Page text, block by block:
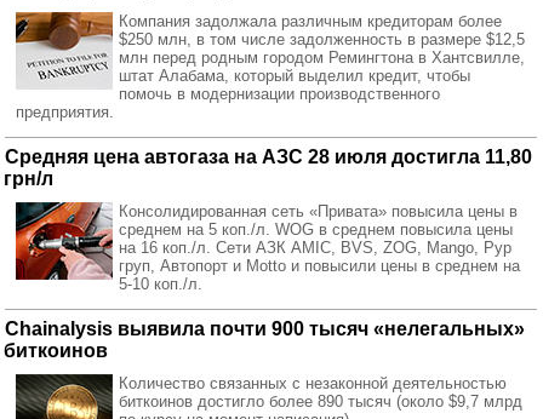
Компания задолжала различным кредиторам более
$250 млн, в том числе задолженность в размере $12,5
млн перед родным городом Ремингтона в Хантсвилле,
штат Алабама, который выделил кредит, чтобы
помочь в модернизации производственного
предприятия.
Средняя цена автогаза на АЗС 28 июля достигла 11,80
грн/л
Консолидированная сеть «Привата» повысила цены в
среднем на 5 коп./л. WOG в среднем повысила цены
на 16 коп./л. Сети АЗК AMIC, BVS, ZOG, Mango, Рур
груп, Автопорт и Motto и повысили цены в среднем на
5-10 коп./л.
Chainalysis выявила почти 900 тысяч «нелегальных»
биткоинов
Количество связанных с незаконной деятельностью
биткоинов достигло более 890 тысяч (около $9,7 млрд